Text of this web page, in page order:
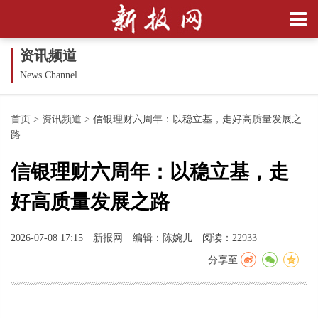
资讯频道
News Channel
首页 > 资讯频道 > 信银理财六周年：以稳立基，走好高质量发展之
路
信银理财六周年：以稳立基，走
好高质量发展之路
2026-07-08 17:15 新报网 编辑：陈婉儿 阅读：22933
分享至